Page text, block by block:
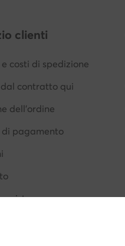
clienti
costi di spedizione
dal contratto qui
dell'ordine
pagamento